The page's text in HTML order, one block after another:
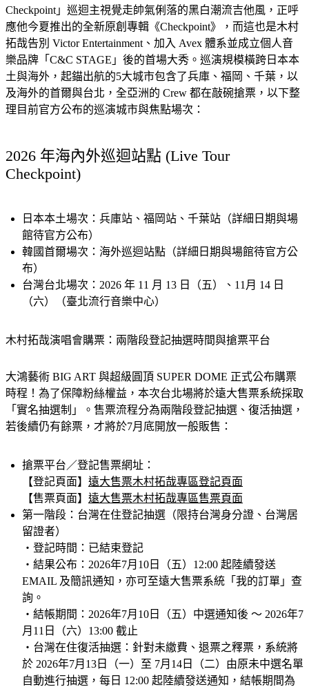
Checkpoint」巡迴主視覺走帥氣俐落的黑白潮流吉他風，正呼
應他今夏推出的全新原創專輯《Checkpoint》，而這也是木村
拓哉告別 Victor Entertainment、加入 Avex 體系並成立個人音
樂品牌「C&C STAGE」後的首場大秀。巡演規模橫跨日本本
土與海外，起錨出航的5大城市包含了兵庫、福岡、千葉，以
及海外的首爾與台北，全亞洲的 Crew 都在敲碗搶票，以下整
理目前官方公布的巡演城市與焦點場次：
2026 年海內外巡迴站點 (Live Tour
Checkpoint)
日本本土場次： 兵庫站、福岡站、千葉站（詳細日期與場
館待官方公布）
韓國首爾場次： 海外巡迴站點（詳細日期與場館待官方公
布）
台灣台北場次： 2026 年 11 月 13 日（五）、11月 14 日
（六）（臺北流行音樂中心）
木村拓哉演唱會購票：兩階段登記抽選時間與搶票平台
大鴻藝術 BIG ART 與超級圓頂 SUPER DOME 正式公布購票
時程！為了保障粉絲權益，本次台北場將於遠大售票系統採取
「實名抽選制」
。售票流程分為兩階段登記抽選、復活抽選，
若後續仍有餘票，才將於7月底開放一般販售：
搶票平台／登記售票網址：
【登記頁面】 遠大售票木村拓哉專區登記頁面
【售票頁面】 遠大售票木村拓哉專區售票頁面
第一階段：台灣在住登記抽選（限持台灣身分證、台灣居
留證者）
・登記時間：已結束登記
・結果公布：2026年7月10日（五）12:00 起陸續發送
EMAIL 及簡訊通知，亦可至遠大售票系統「我的訂單」查
詢。
・結帳期間：2026年7月10日（五）中選通知後 ～ 2026年7
月11日（六）13:00 截止
・ 台灣在住復活抽選： 針對未繳費、退票之釋票，系統將
於 2026年7月13日（一）至 7月14日（二）由原未中選名單
自動進行抽選，每日 12:00 起陸續發送通知，結帳期間為